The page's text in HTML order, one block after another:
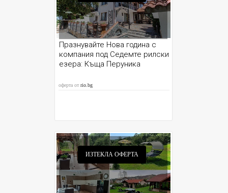
Празнувайте Нова година с
компания под Седемте рилски
езера: Къща Перуника
оферта отrio.bg
ИЗТЕКЛА ОФЕРТА